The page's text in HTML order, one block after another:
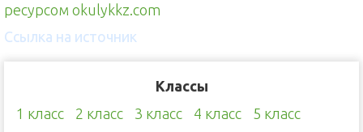
ресурсом okulykkz.com
Ссылка на источник
Классы
1 класс
2 класс 3 класс 4 класс
5 класс